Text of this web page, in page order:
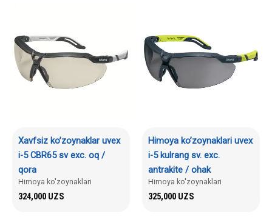
Xavfsiz ko’zoynaklar uvex
i-5 CBR65 sv exc. oq /
qora
Himoya ko'zoynaklari
324,000 UZS
Himoya ko’zoynaklari uvex
i-5 kulrang sv. exc.
antrakite / ohak
Himoya ko'zoynaklari
325,000 UZS